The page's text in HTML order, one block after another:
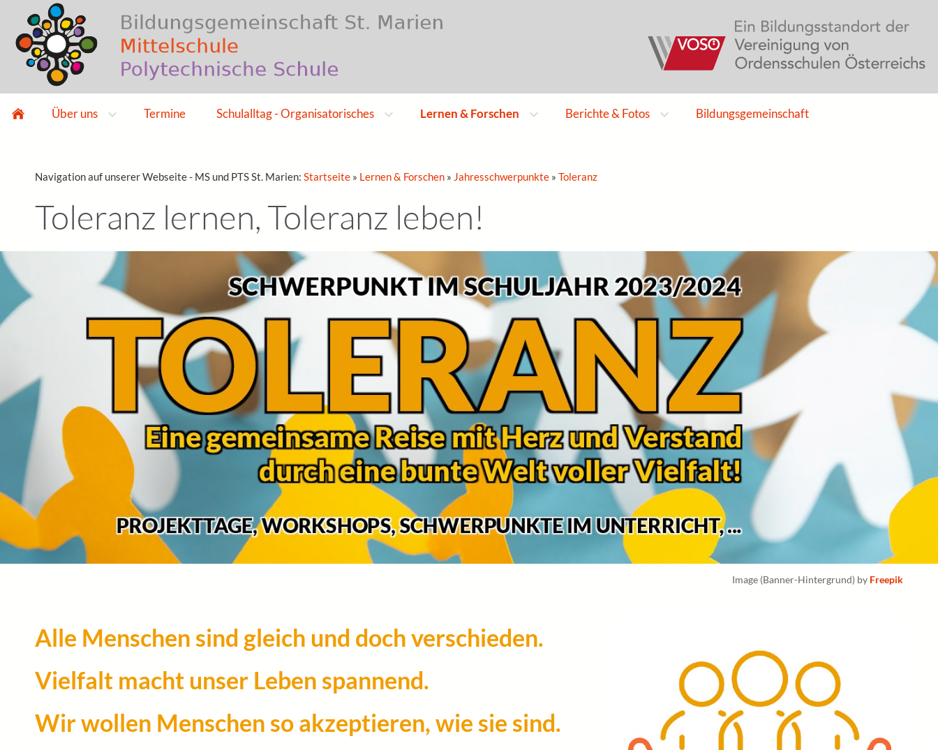
Über uns Termine Schulalltag - Organisatorisches Lernen & Forschen Berichte & Fotos Bildungsgemeinschaft
Navigation auf unserer Webseite - MS und PTS St. Marien: Startseite » Lernen & Forschen » Jahresschwerpunkte » Toleranz
Toleranz lernen, Toleranz leben!
Image (Banner-Hintergrund) by Freepik
Alle Menschen sind gleich und doch verschieden.
Vielfalt macht unser Leben spannend.
Wir wollen Menschen so akzeptieren, wie sie sind.